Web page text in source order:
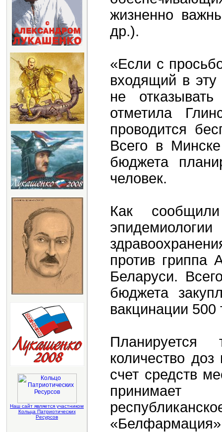
Наш сайт является участником
Кольца Патриотических
Ресурсов
жизненно
др.).
«Если с
входящий в
не
отметила
проводится
Всего в
бюджета
человек.
Как
против гриппа
Беларуси.
бюджета
вакцинации 500
Планируется
количество
счет средств
принимает